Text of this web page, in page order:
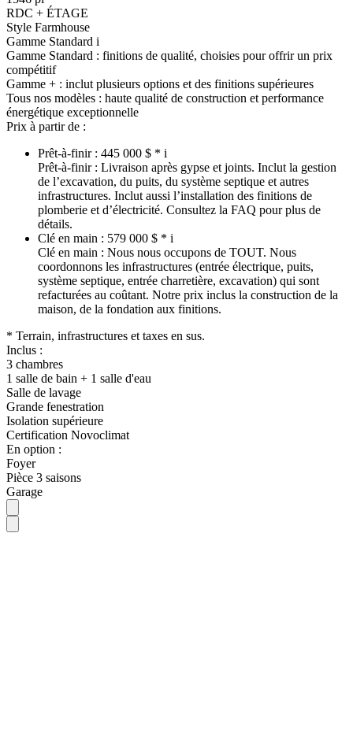
RDC + ÉTAGE
Style Farmhouse
Gamme Standard i
Gamme Standard : finitions de qualité, choisies pour offrir un prix
compétitif
Gamme + : inclut plusieurs options et des finitions supérieures
Tous nos modèles : haute qualité de construction et performance
énergétique exceptionnelle
Prix à partir de :
Prêt-à-finir : 445 000 $ * i
Prêt-à-finir : Livraison après gypse et joints. Inclut la gestion
de l’excavation, du puits, du système septique et autres
infrastructures. Inclut aussi l’installation des finitions de
plomberie et d’électricité. Consultez la FAQ pour plus de
détails.
Clé en main : 579 000 $ * i
Clé en main : Nous nous occupons de TOUT. Nous
coordonnons les infrastructures (entrée électrique, puits,
système septique, entrée charretière, excavation) qui sont
refacturées au coûtant. Notre prix inclus la construction de la
maison, de la fondation aux finitions.
* Terrain, infrastructures et taxes en sus.
Inclus :
3 chambres
1 salle de bain + 1 salle d'eau
Salle de lavage
Grande fenestration
Isolation supérieure
Certification Novoclimat
En option :
Foyer
Pièce 3 saisons
Garage